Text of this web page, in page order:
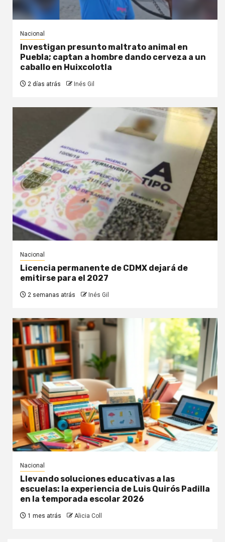
Nacional
Investigan presunto maltrato animal en
Puebla; captan a hombre dando cerveza a un
caballo en Huixcolotla
2 días atrás Inés Gil
Nacional
Licencia permanente de CDMX dejará de
emitirse para el 2027
2 semanas atrás Inés Gil
Nacional
Llevando soluciones educativas a las
escuelas: la experiencia de Luis Quirós Padilla
en la temporada escolar 2026
1 mes atrás Alicia Coll